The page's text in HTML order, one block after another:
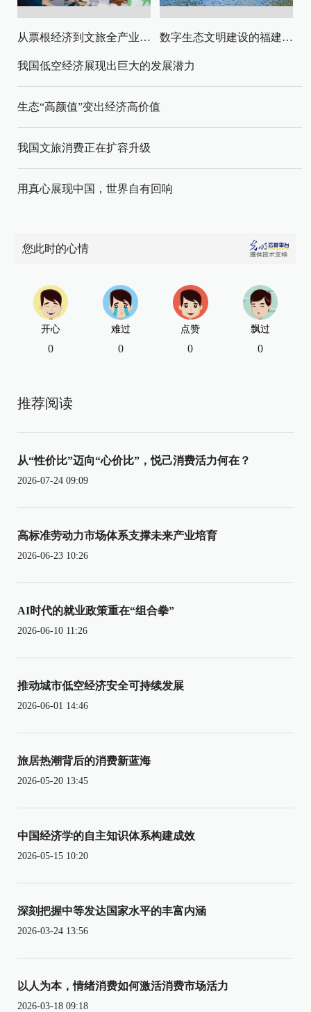
从票根经济到文旅全产业链升级 数字生态文明建设的福建路径与启示
我国低空经济展现出巨大的发展潜力
生态“高颜值”变出经济高价值
我国文旅消费正在扩容升级
用真心展现中国，世界自有回响
您此时的心情
开心
0
难过
0
点赞
0
飘过
0
推荐阅读
从“性价比”迈向“心价比”，悦己消费活力何在？
2026-07-24 09:09
高标准劳动力市场体系支撑未来产业培育
2026-06-23 10:26
AI时代的就业政策重在“组合拳”
2026-06-10 11:26
推动城市低空经济安全可持续发展
2026-06-01 14:46
旅居热潮背后的消费新蓝海
2026-05-20 13:45
中国经济学的自主知识体系构建成效
2026-05-15 10:20
深刻把握中等发达国家水平的丰富内涵
2026-03-24 13:56
以人为本，情绪消费如何激活消费市场活力
2026-03-18 09:18